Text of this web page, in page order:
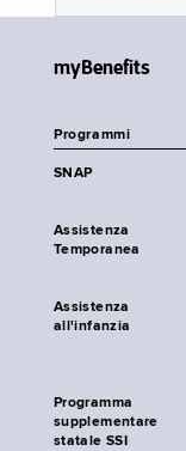
myBenefits
Programmi
SNAP
Assistenza
Temporanea
Assistenza
all'infanzia
Programma
supplementare
statale SSI